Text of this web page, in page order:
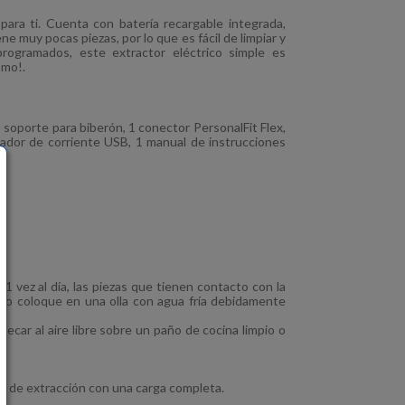
ti. Cuenta con batería recargable integrada,
muy pocas piezas, por lo que es fácil de limpiar y
este extractor eléctrico simple es
para biberón, 1 conector PersonalFit Flex,
de corriente USB, 1 manual de instrucciones
vez al día, las piezas que tienen contacto con la
coloque en una olla con agua fría debidamente
al aire libre sobre un paño de cocina limpio o
de extracción con una carga completa.